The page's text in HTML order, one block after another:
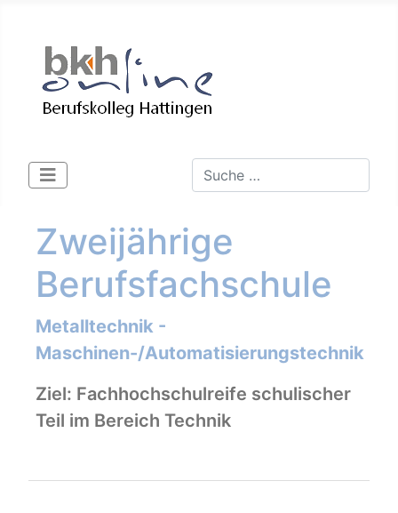
Suchen
Zweijährige
Berufsfachschule
Metalltechnik -
Maschinen-/Automatisierungstechnik
Ziel: Fachhochschulreife schulischer
Teil im Bereich Technik